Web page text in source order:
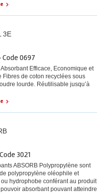
· Code 0697
Efficace, Economique et
Fibres de coton recyclées sous
lourde. Réutilisable jusqu’à
3021
ABSORB Polypropylène sont
polypropylène oléophile et
hydrophobe conférant au produit
absorbant pouvant atteindre